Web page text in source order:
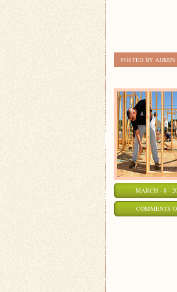
POSTED BY ADMIN
MARCH - 8 -
COMMENTS